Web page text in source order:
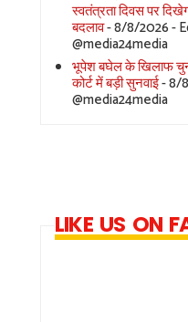
स्वतंत्रता दिवस पर
बदलाव- 8/8/2026-
@media24media
भूपेश बघेल के खिलाफ
कोर्ट में बड़ी सुनवाई- 8/
@media24media
LIKE US ON